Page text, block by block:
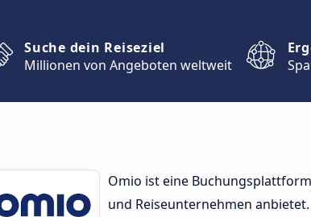
Suche dein Reiseziel
Millionen von Angeboten weltweit
Omio ist eine
und Reiseunternehmen anbietet.